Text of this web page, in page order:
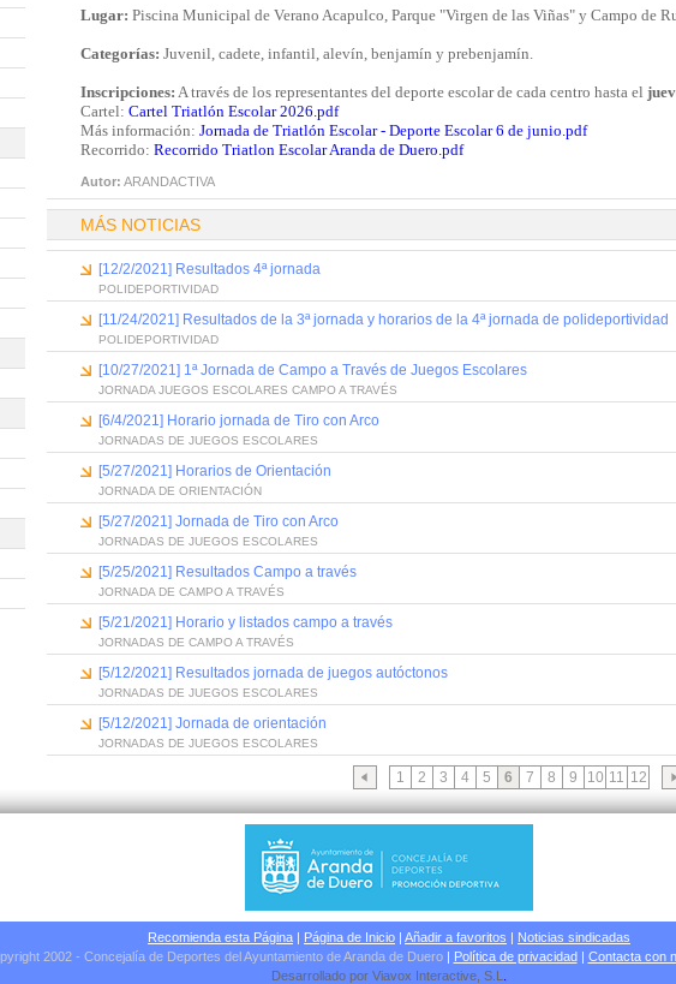
Lugar: Piscina Municipal de Verano Acapulco, Parque "Virgen de las Viñas" y Campo de
Categorías: Juvenil, cadete, infantil, alevín, benjamín y prebenjamín.
Inscripciones: A través de los representantes del deporte escolar de cada centro hasta el
Cartel: Cartel Triatlón Escolar 2026.pdf
Más información: Jornada de Triatlón Escolar - Deporte Escolar 6 de junio.pdf
Recorrido: Recorrido Triatlon Escolar Aranda de Duero.pdf
Autor: ARANDACTIVA
MÁS NOTICIAS
[12/2/2021] Resultados 4ª jornada
POLIDEPORTIVIDAD
[11/24/2021] Resultados de la 3ª jornada y horarios de la 4ª jornada de polideportividad
POLIDEPORTIVIDAD
[10/27/2021] 1ª Jornada de Campo a Través de Juegos Escolares
JORNADA JUEGOS ESCOLARES CAMPO A TRAVÉS
[6/4/2021] Horario jornada de Tiro con Arco
JORNADAS DE JUEGOS ESCOLARES
[5/27/2021] Horarios de Orientación
JORNADA DE ORIENTACIÓN
[5/27/2021] Jornada de Tiro con Arco
JORNADAS DE JUEGOS ESCOLARES
[5/25/2021] Resultados Campo a través
JORNADA DE CAMPO A TRAVÉS
[5/21/2021] Horario y listados campo a través
JORNADAS DE CAMPO A TRAVÉS
[5/12/2021] Resultados jornada de juegos autóctonos
JORNADAS DE JUEGOS ESCOLARES
[5/12/2021] Jornada de orientación
JORNADAS DE JUEGOS ESCOLARES
1 2 3 4 5 6 7 8 9 10 11 12
Recomienda esta Página | Página de Inicio | Añadir a favoritos | Noticias sindicadas
2002 - Concejalía de Deportes del Ayuntamiento de Aranda de Duero| Política de privacidad| Contacta con
Desarrollado por Viavox Interactive , S.L